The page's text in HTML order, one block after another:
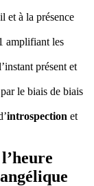
et à la présence
amplifiant les
présent et
le biais de biais
introspection et